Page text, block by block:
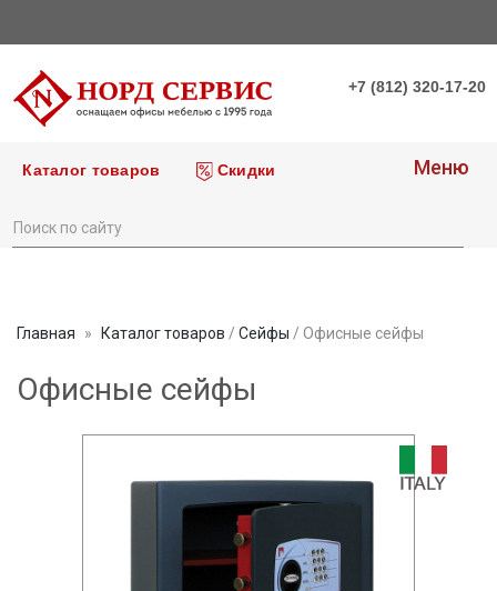
+7 (812) 320-17-20
Каталог товаров Скидки Меню
Главная Каталог товаров / Сейфы / Офисные сейфы
Офисные сейфы